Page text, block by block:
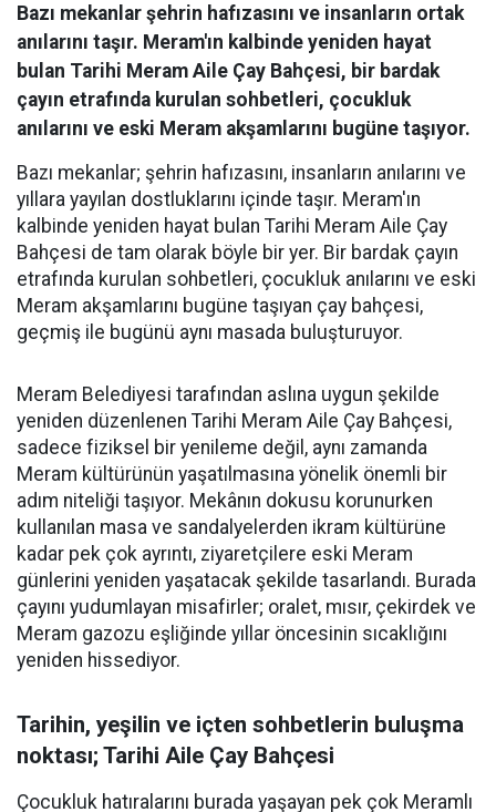
Bazı mekanlar şehrin hafızasını ve insanların ortak
anılarını taşır. Meram'ın kalbinde yeniden hayat
bulan Tarihi Meram Aile Çay Bahçesi, bir bardak
çayın etrafında kurulan sohbetleri, çocukluk
anılarını ve eski Meram akşamlarını bugüne taşıyor.
Bazı mekanlar; şehrin hafızasını, insanların anılarını ve
yıllara yayılan dostluklarını içinde taşır. Meram'ın
kalbinde yeniden hayat bulan Tarihi Meram Aile Çay
Bahçesi de tam olarak böyle bir yer. Bir bardak çayın
etrafında kurulan sohbetleri, çocukluk anılarını ve eski
Meram akşamlarını bugüne taşıyan çay bahçesi,
geçmiş ile bugünü aynı masada buluşturuyor.
Meram Belediyesi tarafından aslına uygun şekilde
yeniden düzenlenen Tarihi Meram Aile Çay Bahçesi,
sadece fiziksel bir yenileme değil, aynı zamanda
Meram kültürünün yaşatılmasına yönelik önemli bir
adım niteliği taşıyor. Mekânın dokusu korunurken
kullanılan masa ve sandalyelerden ikram kültürüne
kadar pek çok ayrıntı, ziyaretçilere eski Meram
günlerini yeniden yaşatacak şekilde tasarlandı. Burada
çayını yudumlayan misafirler; oralet, mısır, çekirdek ve
Meram gazozu eşliğinde yıllar öncesinin sıcaklığını
yeniden hissediyor.
Tarihin, yeşilin ve içten sohbetlerin buluşma
noktası; Tarihi Aile Çay Bahçesi
Çocukluk hatıralarını burada yaşayan pek çok Meramlı